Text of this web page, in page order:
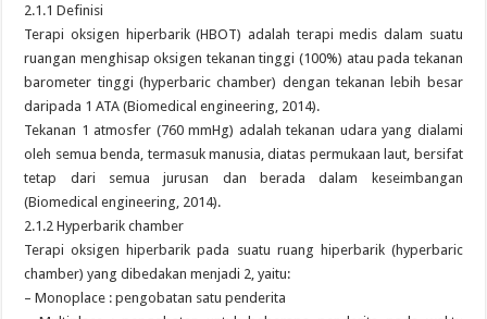
2.1.1 Definisi
Terapi oksigen hiperbarik (HBOT) adalah terapi medis dalam suatu
ruangan menghisap oksigen tekanan tinggi (100%) atau pada tekanan
barometer tinggi (hyperbaric chamber) dengan tekanan lebih besar
daripada 1 ATA (Biomedical engineering, 2014).
Tekanan 1 atmosfer (760 mmHg) adalah tekanan udara yang dialami
oleh semua benda, termasuk manusia, diatas permukaan laut, bersifat
tetap dari semua jurusan dan berada dalam keseimbangan
(Biomedical engineering, 2014).
2.1.2 Hyperbarik chamber
Terapi oksigen hiperbarik pada suatu ruang hiperbarik (hyperbaric
chamber) yang dibedakan menjadi 2, yaitu:
– Monoplace : pengobatan satu penderita